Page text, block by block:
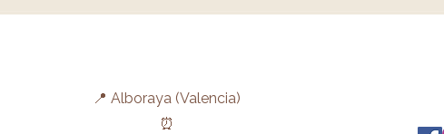
📍 Alboraya (Valencia)
⏰